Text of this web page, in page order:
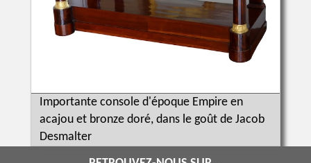
Importante console d'époque Empire en
acajou et bronze doré, dans le goût de Jacob
Desmalter